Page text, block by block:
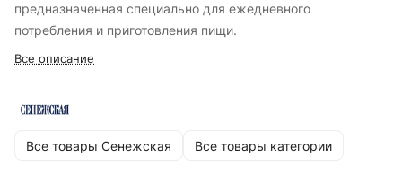
предназначенная специально для ежедневного
потребления и приготовления пищи.
Все описание
Все товары Сенежская Все товары категории